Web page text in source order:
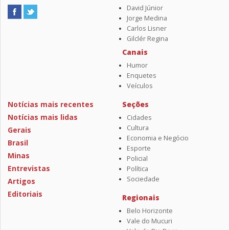
David Júnior
Jorge Medina
Carlos Lisner
Gilclér Regina
Canais
Humor
Enquetes
Veículos
Notícias mais recentes
Notícias mais lidas
Gerais
Brasil
Minas
Entrevistas
Artigos
Editoriais
Seções
Cidades
Cultura
Economia e Negócio
Esporte
Policial
Política
Sociedade
Regionais
Belo Horizonte
Vale do Mucuri